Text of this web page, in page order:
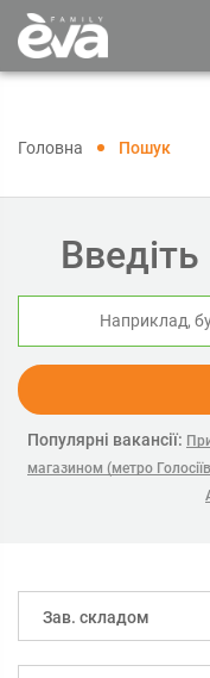
Головна Пошук
Введіть
Популярні вакансії:
магазином (метро
Зав. складом